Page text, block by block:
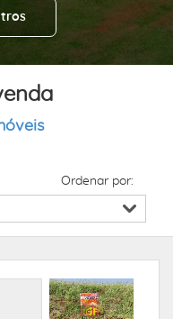
Ordenar por: